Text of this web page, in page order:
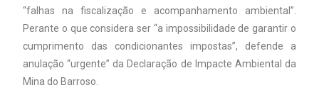
“falhas na fiscalização e acompanhamento ambiental”.
Perante o que considera ser “a impossibilidade de garantir o
cumprimento das condicionantes impostas”, defende a
anulação “urgente” da Declaração de Impacte Ambiental da
Mina do Barroso.